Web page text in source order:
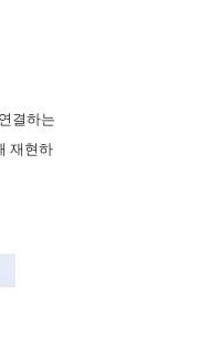
결하는
재현하